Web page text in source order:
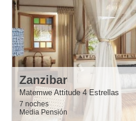
Zanzibar
Matemwe Attitude 4 Estrellas
7 noches
Media Pensión